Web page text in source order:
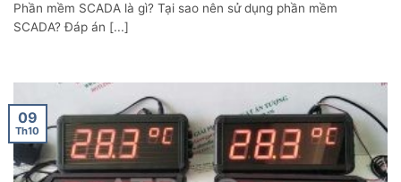
Phần mềm SCADA là gì? Tại sao nên sử dụng phần mềm
SCADA? Đáp án [...]
09
Th10